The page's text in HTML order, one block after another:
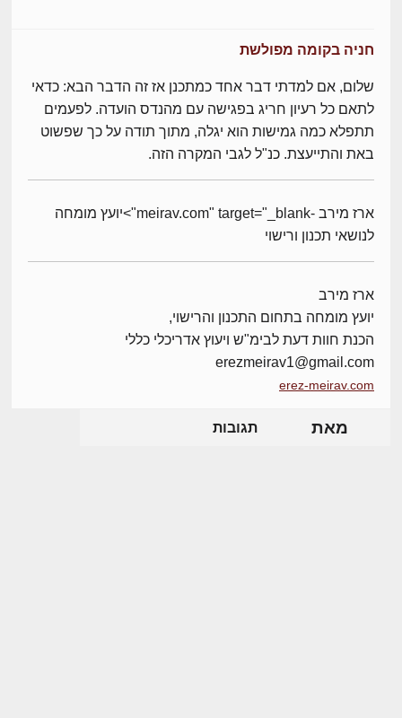
חניה בקומה מפולשת
שלום, אם למדתי דבר אחד כמתכנן אז זה הדבר הבא: כדאי
לתאם כל רעיון חריג בפגישה עם מהנדס הועדה. לפעמים
תתפלא כמה גמישות הוא יגלה, מתוך תודה על כך שפשוט
באת והתייעצת. כנ"ל לגבי המקרה הזה.
ארז מירב -meirav.com" target="_blank">יועץ מומחה
לנושאי תכנון ורישוי
ארז מירב
יועץ מומחה בתחום התכנון והרישוי,
הכנת חוות דעת לבימ"ש ויעוץ אדריכלי כללי
erezmeirav1@gmail.com
erez-meirav.com
מאת תגובות